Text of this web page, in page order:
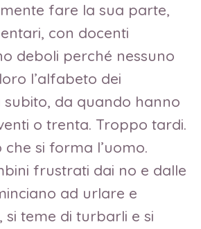
fare la sua parte,
con docenti
deboli perché nessuno
l’alfabeto dei
subito, da quando hanno
o trenta. Troppo tardi.
si forma l’uomo.
frustrati dai no e dalle
ad urlare e
si teme di turbarli e si